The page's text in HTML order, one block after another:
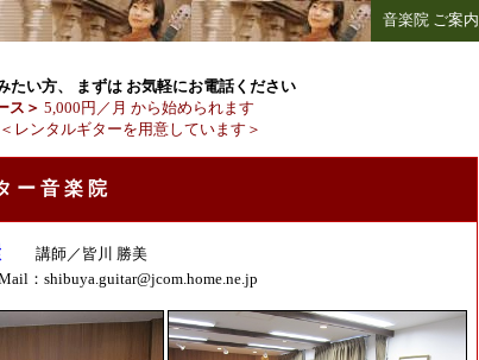
音楽院 ご案内
たい方、 まずは お気軽にお電話ください
ス＞ 5,000円／月 から始められます
ンタルギターを用意しています＞
ー 音 楽 院
講師／皆川 勝美
：shibuya.guitar@jcom.home.ne.jp